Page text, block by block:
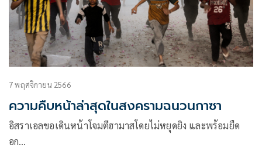
7 พฤศจิกายน 2566
ความคืบหน้าล่าสุดในสงครามฉนวนกาซา
อิสราเอลขอเดินหน้าโจมตีฮามาสโดยไม่หยุดยิง และพร้อมยืด
อก…